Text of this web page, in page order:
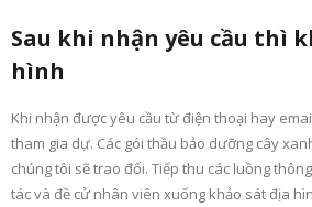
Sau khi nhận yêu cầu thì
hình
Khi nhận được yêu cầu từ điện thoại hay
tham gia dự. Các gói thầu bảo dưỡng cây
chúng tôi sẽ trao đổi. Tiếp thu các luồng
tác và đề cử nhân viên xuống khảo sát địa